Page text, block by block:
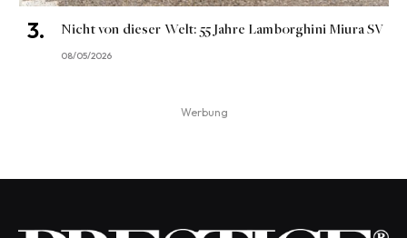
Nicht von dieser Welt: 55 Jahre Lamborghini Miura SV
08/05/2026
Werbung